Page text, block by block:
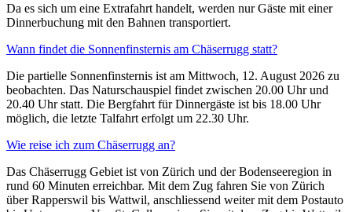
Da es sich um eine Extrafahrt handelt, werden nur Gäste mit einer
Dinnerbuchung mit den Bahnen transportiert.
Wann findet die Sonnenfinsternis am Chäserrugg statt?
Die partielle Sonnenfinsternis ist am Mittwoch, 12. August 2026 zu
beobachten. Das Naturschauspiel findet zwischen 20.00 Uhr und
20.40 Uhr statt. Die Bergfahrt für Dinnergäste ist bis 18.00 Uhr
möglich, die letzte Talfahrt erfolgt um 22.30 Uhr.
Wie reise ich zum Chäserrugg an?
Das Chäserrugg Gebiet ist von Zürich und der Bodenseeregion in
rund 60 Minuten erreichbar. Mit dem Zug fahren Sie von Zürich
über Rapperswil bis Wattwil, anschliessend weiter mit dem Postauto